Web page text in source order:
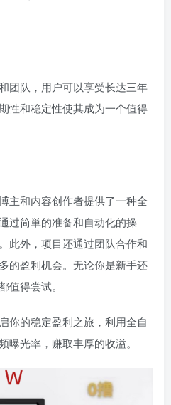
团队，用户可以享受长达三年
性和稳定性使其成为一个值得
主和内容创作者提供了一种全
过简単的准备和自动化的操
此外，项目还通过团队合作和
的盈利机会。无论你是新手还
值得尝试。
你的稳定盈利之旅，利用全自
光率，赚取丰厚的收溢。